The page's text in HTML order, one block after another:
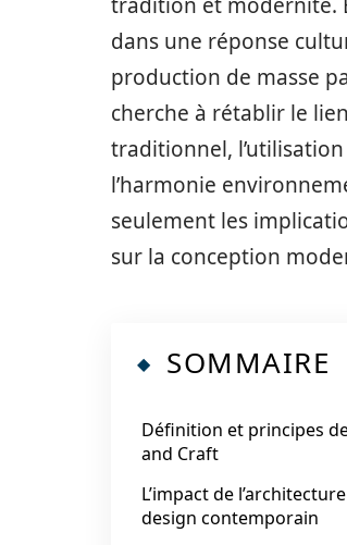
dans une réponse
production de masse
cherche à rétablir le
traditionnel,
l’harmonie
seulement les
sur la conception
SOMMAIRE
Définition et principes
and Craft
L’impact de
design contemporain